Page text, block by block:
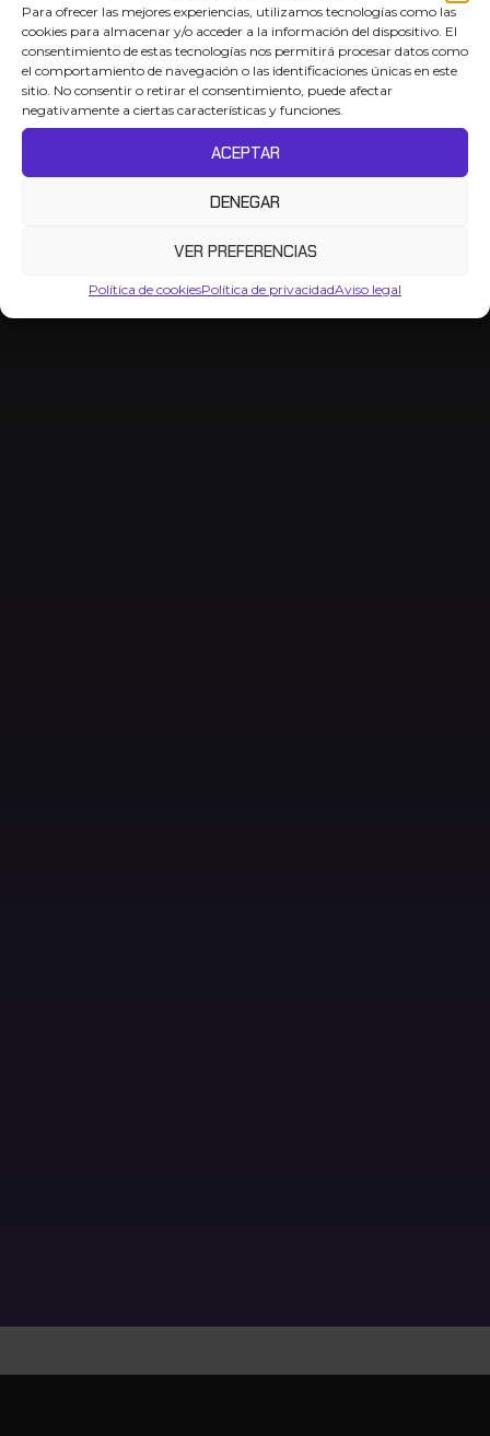
Para ofrecer las mejores experiencias, utilizamos tecnologías como las
cookies para almacenar y/o acceder a la información del dispositivo. El
consentimiento de estas tecnologías nos permitirá procesar datos como
el comportamiento de navegación o las identificaciones únicas en este
sitio. No consentir o retirar el consentimiento, puede afectar
negativamente a ciertas características y funciones.
ACEPTAR
DENEGAR
VER PREFERENCIAS
Política de cookiesPolítica de privacidadAviso legal